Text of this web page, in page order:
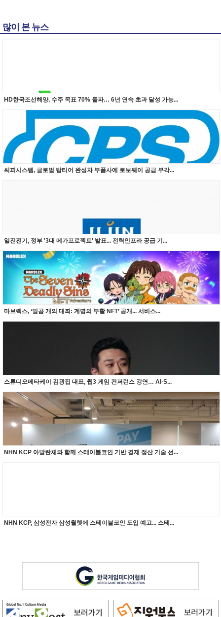
많이 본 뉴스
HD한국조선해양, 수주 목표 70% 돌파… 6년 연속 초과 달성 가능...
씨피시스템, 글로벌 탑티어 완성차 부품사에 로보웨이 공급 부각...
일진전기, 정부 '3대 메가프로젝트' 발표... 전력인프라 공급 기...
마브렉스, ‘일곱 개의 대죄: 계명의 부활 NFT’ 공개... 서비스...
스튜디오메타케이 김광집 대표, 웹3 게임 컨퍼런스 강연… AI·S...
NHN KCP 아발란체와 함께 스테이블코인 기반 결제 정산 기술 선...
NHN KCP, 삼성전자 삼성월렛에 스테이블코인 도입 예고... 스테...